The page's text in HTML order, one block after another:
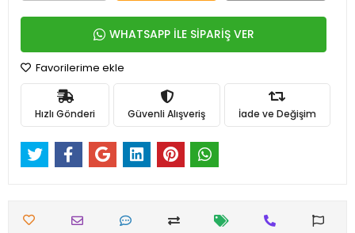
WHATSAPP İLE SİPARİŞ VER
Favorilerime ekle
Hızlı Gönderi Güvenli Alışveriş İade ve Değişim